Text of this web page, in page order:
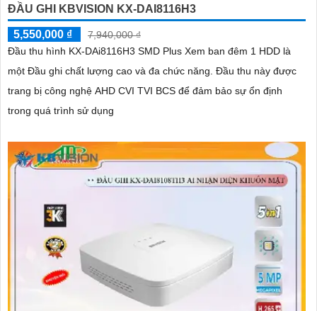
ĐẦU GHI KBVISION KX-DAI8116H3
5,550,000 ₫
7,940,000 ₫
Đầu thu hình KX-DAi8116H3 SMD Plus Xem ban đêm 1 HDD là
một Đầu ghi chất lượng cao và đa chức năng. Đầu thu này được
trang bị công nghệ AHD CVI TVI BCS để đảm bảo sự ổn định
trong quá trình sử dụng